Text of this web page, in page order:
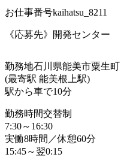
お仕事番号kaihatsu_8211
《応募先》開発センター
勤務地石川県能美市粟生町
(最寄駅 能美根上駅)
駅から車で10分
勤務時間交替制
7:30～16:30
実働8時間／休憩60分
15:45～翌0:15